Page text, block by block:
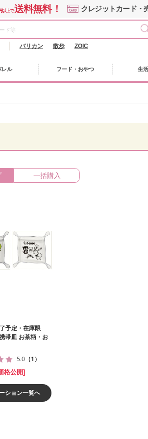
以上で送料無料！ クレジットカード・
バリカン 散歩 ZOIC
レル フード・おやつ 生
一括購入
予定・在庫限
帯皿 お茶柄・お
5.0 （1）
格公開]
ション一覧へ